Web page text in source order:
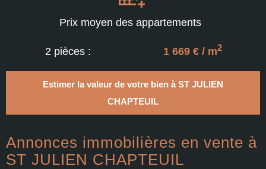
Prix moyen des appartements
2 pièces : 1 669 € / m2
Estimer la valeur de votre bien à ST JULIEN
CHAPTEUIL
Annonces immobilières en vente à
ST JULIEN CHAPTEUIL